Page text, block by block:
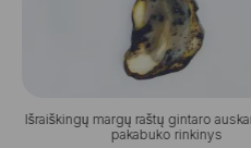
Išraiškingų margų raštų gintaro
pakabuko rinkinys